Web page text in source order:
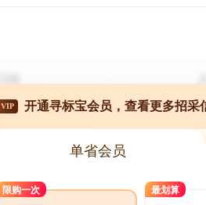
VIP 开通寻标宝会员，查看更多招采
单省会员
限购一次 最划算